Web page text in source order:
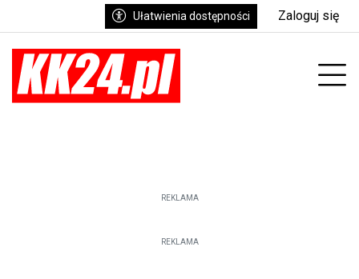
Ułatwienia dostępności Zaloguj się
REKLAMA
REKLAMA